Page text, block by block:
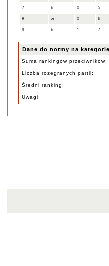
7 b 0 5
8 w 0 6
9 b 1 7
Dane do normy na
Suma rankingów przeciwników:
Liczba rozegranych partii:
Średni ranking:
Uwagi: